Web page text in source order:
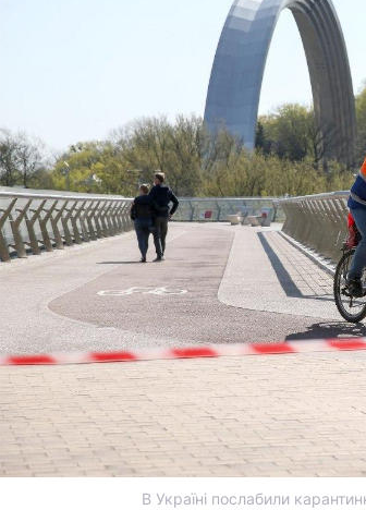
В Україні послабили